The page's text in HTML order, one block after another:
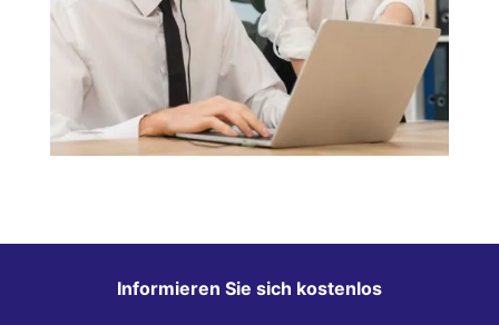
Informieren Sie sich kostenlos